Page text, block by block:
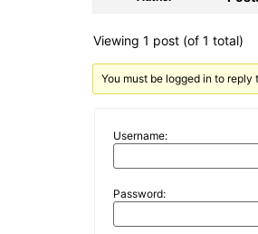
Viewing 1 post (of 1 total)
You must be logged in to reply
Username:
Password: